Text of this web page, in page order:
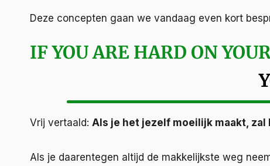
Deze concepten gaan we vandaag even kort
IF YOU ARE HARD ON
Vrij vertaald: Als je het jezelf moeilijk maakt,
Als je daarentegen altijd de makkelijkste weg